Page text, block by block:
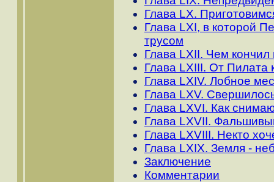
Глава LX.
Глава LXI, в которой
трусом
Глава LXII. Чем
Глава LXIII. От Пилата
Глава LXIV. Лобное
Глава LXV.
Глава LXVI. Как
Глава LXVII.
Глава LXVIII. Некто
Глава LXIX. Земля -
Заключение
Комментарии